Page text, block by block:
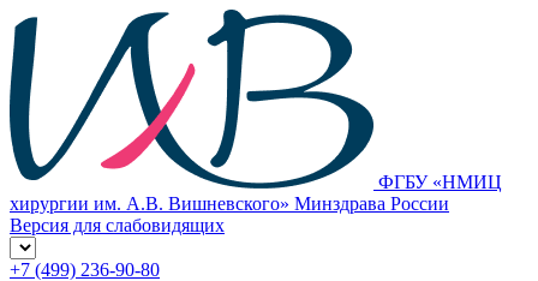
ФГБУ «НМИЦ
хирургии им. А.В. Вишневского» Минздрава России
Версия для слабовидящих
+7 (499) 236-90-80